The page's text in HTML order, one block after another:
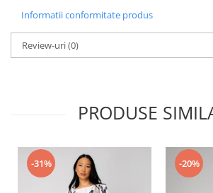
Informatii conformitate produs
Review-uri(0)
PRODUSE
-31% -20%